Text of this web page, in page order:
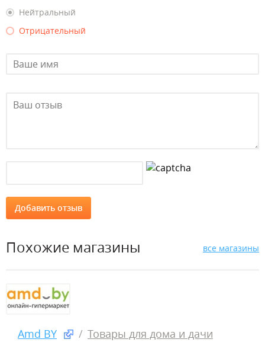
Нейтральный
Отрицательный
Похожие магазины все магазины
Amd BY Товары для дома и дачи